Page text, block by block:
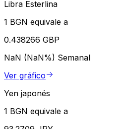
Libra Esterlina
1 BGN equivale a
0.438266 GBP
NaN (NaN%) Semanal
Ver gráfico
Yen japonés
1 BGN equivale a